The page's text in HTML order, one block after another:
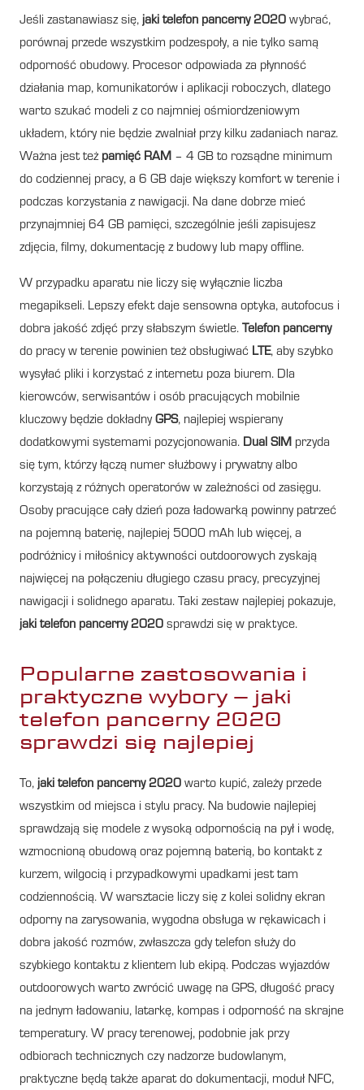
Jeśli zastanawiasz się, jaki telefon pancerny 2020 wybrać,
porównaj przede wszystkim podzespoły, a nie tylko samą
odporność obudowy. Procesor odpowiada za płynność
działania map, komunikatorów i aplikacji roboczych, dlatego
warto szukać modeli z co najmniej ośmiordzeniowym
układem, który nie będzie zwalniał przy kilku zadaniach naraz.
Ważna jest też pamięć RAM – 4 GB to rozsądne minimum
do codziennej pracy, a 6 GB daje większy komfort w terenie i
podczas korzystania z nawigacji. Na dane dobrze mieć
przynajmniej 64 GB pamięci, szczególnie jeśli zapisujesz
zdjęcia, filmy, dokumentację z budowy lub mapy offline.
W przypadku aparatu nie liczy się wyłącznie liczba
megapikseli. Lepszy efekt daje sensowna optyka, autofocus i
dobra jakość zdjęć przy słabszym świetle. Telefon pancerny
do pracy w terenie powinien też obsługiwać LTE, aby szybko
wysyłać pliki i korzystać z internetu poza biurem. Dla
kierowców, serwisantów i osób pracujących mobilnie
kluczowy będzie dokładnyGPS, najlepiej wspierany
dodatkowymi systemami pozycjonowania. Dual SIM przyda
się tym, którzy łączą numer służbowy i prywatny albo
korzystają z różnych operatorów w zależności od zasięgu.
Osoby pracujące cały dzień poza ładowarką powinny patrzeć
na pojemną baterię, najlepiej 5000 mAh lub więcej, a
podróżnicy i miłośnicy aktywności outdoorowych zyskają
najwięcej na połączeniu długiego czasu pracy, precyzyjnej
nawigacji i solidnego aparatu. Taki zestaw najlepiej pokazuje,
jaki telefon pancerny 2020 sprawdzi się w praktyce.
Popularne zastosowania i
praktyczne wybory – jaki
telefon pancerny 2020
sprawdzi się najlepiej
To, jaki telefon pancerny 2020 warto kupić, zależy przede
wszystkim od miejsca i stylu pracy. Na budowie najlepiej
sprawdzają się modele z wysoką odpornością na pył i wodę,
wzmocnioną obudową oraz pojemną baterią, bo kontakt z
kurzem, wilgocią i przypadkowymi upadkami jest tam
codziennością. W warsztacie liczy się z kolei solidny ekran
odporny na zarysowania, wygodna obsługa w rękawicach i
dobra jakość rozmów, zwłaszcza gdy telefon służy do
szybkiego kontaktu z klientem lub ekipą. Podczas wyjazdów
outdoorowych warto zwrócić uwagę na GPS, długość pracy
na jednym ładowaniu, latarkę, kompas i odporność na skrajne
temperatury. W pracy terenowej, podobnie jak przy
odbiorach technicznych czy nadzorze budowlanym,
praktyczne będą także aparat do dokumentacji, moduł NFC,